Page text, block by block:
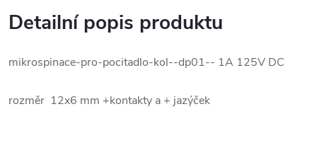
Detailní popis produktu
mikrospinace-pro-pocitadlo-kol--dp01-- 1A 125V DC
rozměr 12x6 mm +kontakty a + jazýček